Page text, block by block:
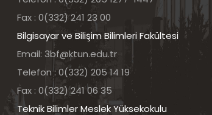
Fax : 0(332) 241 23 00
Bilgisayar ve Bilişim Bilimleri Fakültesi
Email: 3bf@ktun.edu.tr
Telefon : 0(332) 205 14 19
Fax : 0(332) 241 06 35
Teknik Bilimler Meslek Yüksekokulu